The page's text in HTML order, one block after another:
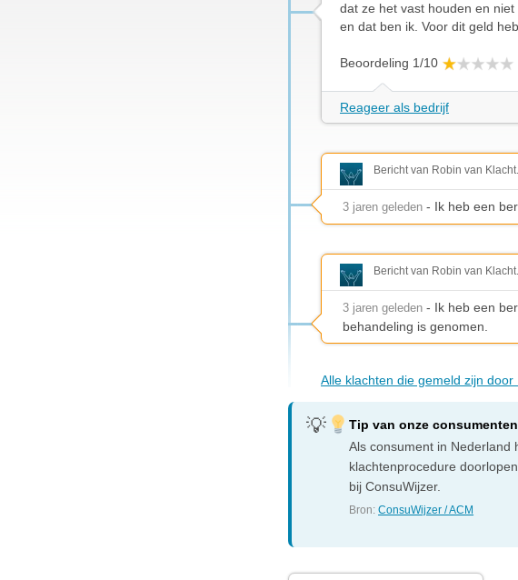
dat ze het vast houden en
en dat ben ik. Voor dit geld
Beoordeling 1/10
Reageer als bedrijf
Bericht van Robin van
3 jaren geleden - Ik heb een
Bericht van Robin van
3 jaren geleden - Ik heb een
behandeling is genomen.
Alle klachten die gemeld zijn door
Tip van onze
Als consument in Nederland
klachtenprocedure
bij ConsuWijzer.
Bron:ConsuWijzer / ACM